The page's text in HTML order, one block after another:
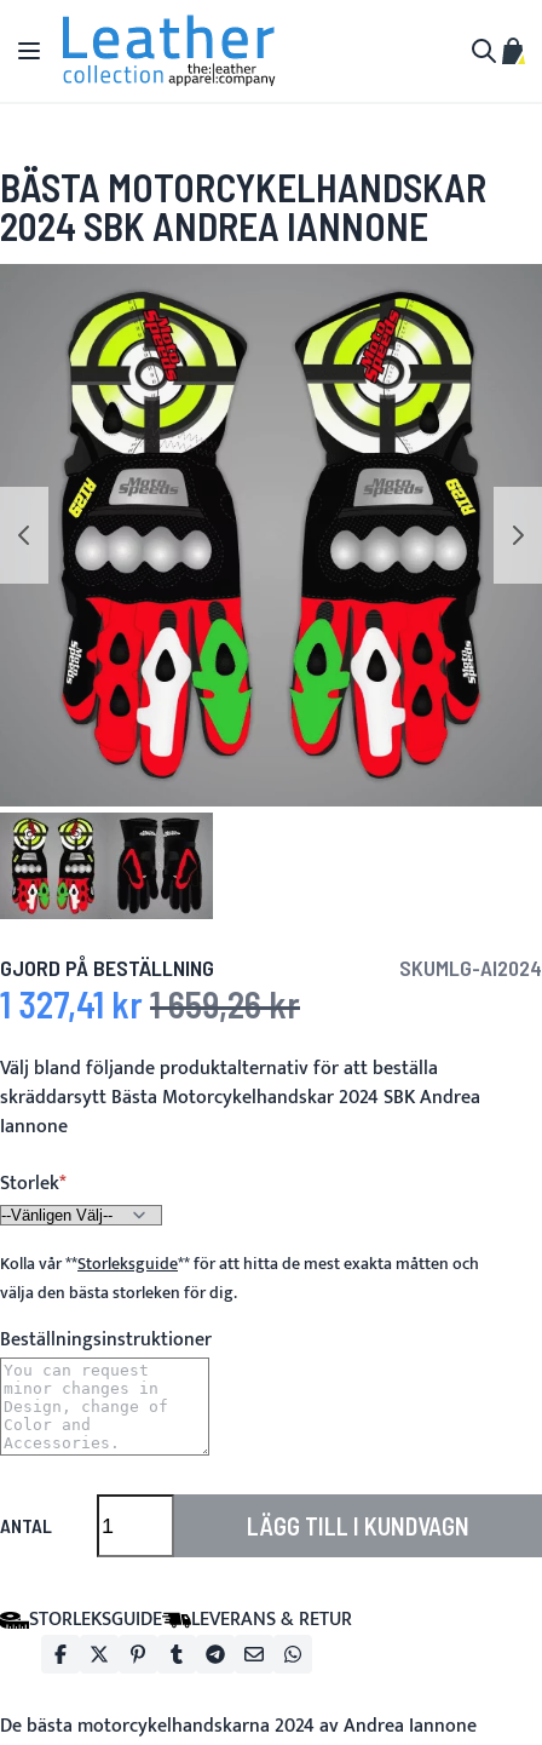
Hoppa till innehållet
Växla Nav
Min
BÄSTA MOTORCYKELHANDSKAR
2024 SBK ANDREA IANNONE
GJORD PÅ BESTÄLLNING SKUMLG-AI2024
Specialpris
1 327,41 kr Ordinarie pris
1 659,26 kr
Välj bland följande produktalternativ för att beställa
skräddarsytt Bästa Motorcykelhandskar 2024 SBK Andrea
Iannone
Storlek
Kolla vår**Storleksguide**för att hitta de mest exakta måtten och
välja den bästa storleken för dig.
Beställningsinstruktioner
ANTAL LÄGG TILL I KUNDVAGN
STORLEKSGUIDE LEVERANS & RETUR
Debästa motorcykelhandskarna 2024av Andrea Iannone